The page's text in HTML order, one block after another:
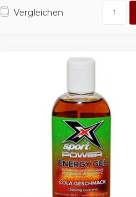
Vergleichen